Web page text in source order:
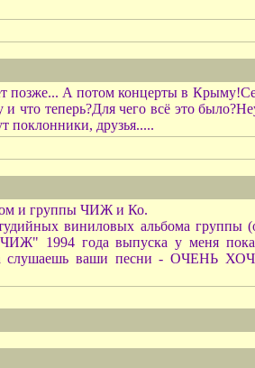
А потом концерты в
что теперь?Для чего всё это
поклонники, друзья.....
и группы ЧИЖ и Ко.
виниловых альбома группы
1994 года выпуска у меня
слушаешь ваши песни - ОЧЕНЬ